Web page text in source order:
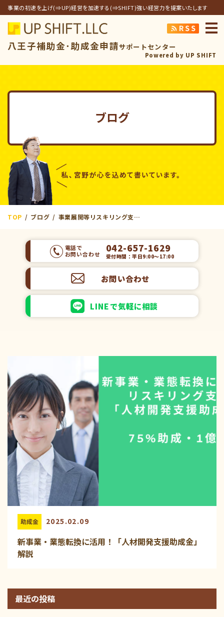
事業の初速を上げ(⇒UP)経営を加速する(⇒SHIFT)強い経営力を提案いたします
アップシフト合
八王子補助金･助成金申請サポートセンター
Powered by UP SHIFT
ブログ
TOP ブログ 事業展開等リスキリング支援コース
電話で
お問い合わせ
042-657-1629
受付時間：平日9:00～17:00
お問い合わせ
LINEで気軽に相談
助成金 2025.02.09
新事業・業態転換に活用！「人材開発支援助成金」
解説
最近の投稿